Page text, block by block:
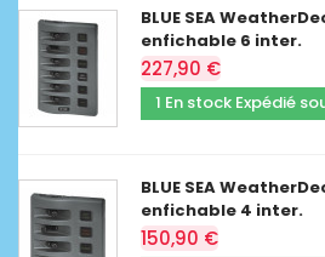
BLUE SEA
enfichable 6 inter.
227,90 €
1 En stock Expédié
BLUE SEA
enfichable 4 inter.
150,90 €